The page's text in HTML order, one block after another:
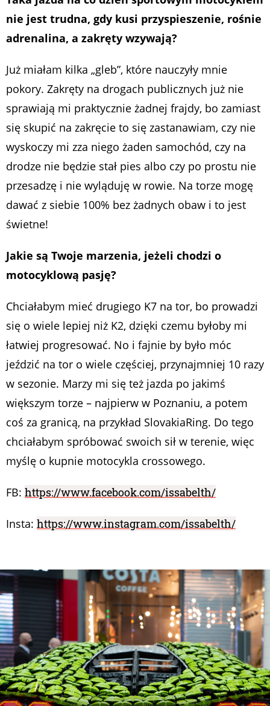
nie jest trudna, gdy kusi przyspieszenie, rośnie
adrenalina, a zakręty wzywają?
Już miałam kilka „gleb”, które nauczyły mnie
pokory. Zakręty na drogach publicznych już nie
sprawiają mi praktycznie żadnej frajdy, bo zamiast
się skupić na zakręcie to się zastanawiam, czy nie
wyskoczy mi zza niego żaden samochód, czy na
drodze nie będzie stał pies albo czy po prostu nie
przesadzę i nie wyląduję w rowie. Na torze mogę
dawać z siebie 100% bez żadnych obaw i to jest
świetne!
Jakie są Twoje marzenia, jeżeli chodzi o
motocyklową pasję?
Chciałabym mieć drugiego K7 na tor, bo prowadzi
się o wiele lepiej niż K2, dzięki czemu byłoby mi
łatwiej progresować. No i fajnie by było móc
jeździć na tor o wiele częściej, przynajmniej 10 razy
w sezonie. Marzy mi się też jazda po jakimś
większym torze – najpierw w Poznaniu, a potem
coś za granicą, na przykład SlovakiaRing. Do tego
chciałabym spróbować swoich sił w terenie, więc
myślę o kupnie motocykla crossowego.
FB: https://www.facebook.com/issabelth/
Insta: https://www.instagram.com/issabelth/